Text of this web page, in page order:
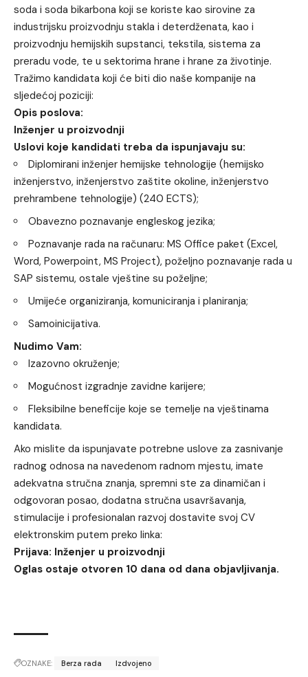
soda i soda bikarbona koji se koriste kao sirovine za
industrijsku proizvodnju stakla i deterdženata, kao i
proizvodnju hemijskih supstanci, tekstila, sistema za
preradu vode, te u sektorima hrane i hrane za životinje.
Tražimo kandidata koji će biti dio naše kompanije na
sljedećoj poziciji:
Opis poslova:
Inženjer u proizvodnji
Uslovi koje kandidati treba da ispunjavaju su:
Diplomirani inženjer hemijske tehnologije (hemijsko
inženjerstvo, inženjerstvo zaštite okoline, inženjerstvo
prehrambene tehnologije) (240 ECTS);
Obavezno poznavanje engleskog jezika;
Poznavanje rada na računaru: MS Office paket (Excel,
Word, Powerpoint, MS Project), poželjno poznavanje rada u
SAP sistemu, ostale vještine su poželjne;
Umijeće organiziranja, komuniciranja i planiranja;
Samoinicijativa.
Nudimo Vam:
Izazovno okruženje;
Mogućnost izgradnje zavidne karijere;
Fleksibilne beneficije koje se temelje na vještinama
kandidata.
Ako mislite da ispunjavate potrebne uslove za zasnivanje
radnog odnosa na navedenom radnom mjestu, imate
adekvatna stručna znanja, spremni ste za dinamičan i
odgovoran posao, dodatna stručna usavršavanja,
stimulacije i profesionalan razvoj dostavite svoj CV
elektronskim putem preko linka:
Prijava: Inženjer u proizvodnji
Oglas ostaje otvoren 10 dana od dana objavljivanja.
OZNAKE: Berza rada Izdvojeno